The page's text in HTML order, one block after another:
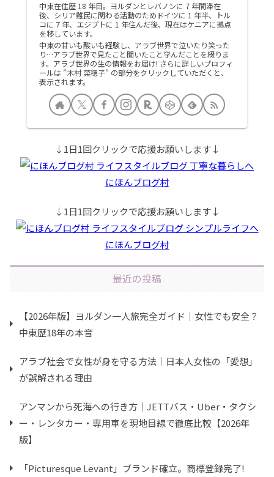
中東在住歴 18 年目。ヨルダンとレバノンに 7 年間滞在
後、シリア難民に関わる活動のためドイツに 1 年半、トル
コに 7 年、エジプトに 1 年住んだ後、現在はケニアに拠点
を移しています。
中東の甘いも酸いも経験し、アラブ世界で泣いたり笑った
り…アラブ世界で見たこと聞いたこと学んだことを綴りま
す。アラブ世界の生の情報をお届け! さらに詳しいプロフィ
ールは ”木村 菜穂子” の部分をクリックしていただくと、
表示されます。
↓1日1回クリックで応援お願いします↓
にほんブログ村
↓1日1回クリックで応援お願いします↓
にほんブログ村
最近の投稿
【2026年版】ヨルダン一人旅完全ガイド｜女性でも安全？
中東歴18年の本音
アラブ社会で女性が身を守る方法｜日本人女性の「愛想」
が誤解される理由
アンマンから死海への行き方｜JETTバス・Uber・タクシ
ー・レンタカー・専用車を現地目線で徹底比較【2026年
版】
「Picturesque Levant」ブランド確立。商標登録完了!